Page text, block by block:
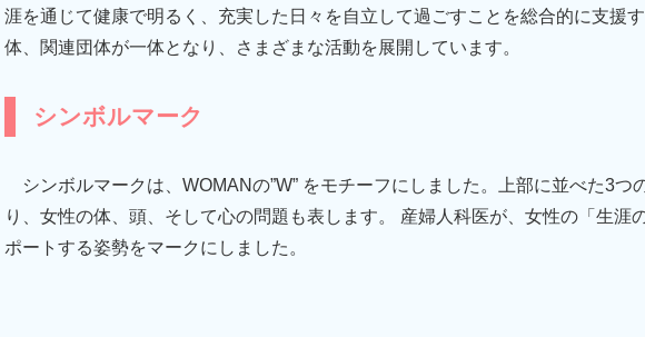
涯を通じて健康で明るく、充実した日々を自立して過ごすことを総合的に支援
体、関連団体が一体となり、さまざまな活動を展開しています。
シンボルマーク
シンボルマークは、WOMANの”W” をモチーフにしました。上部に並べた3つ
り、女性の体、頭、そして心の問題も表します。 産婦人科医が、女性の「生涯
ポートする姿勢をマークにしました。